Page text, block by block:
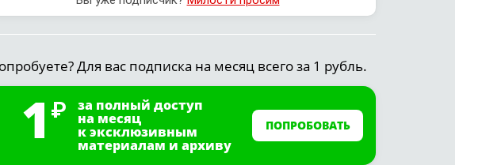
Для вас подписка на месяц всего за 1 рубль.
1 за полный доступ
на месяц
к эксклюзивным
материалам и архиву
ПОПРОБОВАТЬ